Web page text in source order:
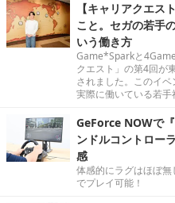
【キャリアクエス
こと。セガの若手
いう働き方
Game*Sparkと
クエスト」の第4回が
されました。このイ
実際に働いている若手
GeForce NOWで
ンドルコントロー
感
体感的にラグはほぼ
でプレイ可能！